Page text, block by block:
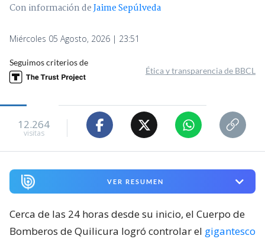
Con información deJaime Sepúlveda
Miércoles 05 Agosto, 2026 | 23:51
Seguimos criterios de
Ética y transparencia de BBCL
12.264
visitas
VER RESUMEN
Cerca de las 24 horas desde su inicio, el Cuerpo de
Bomberos de Quilicura logró controlar el gigantesco